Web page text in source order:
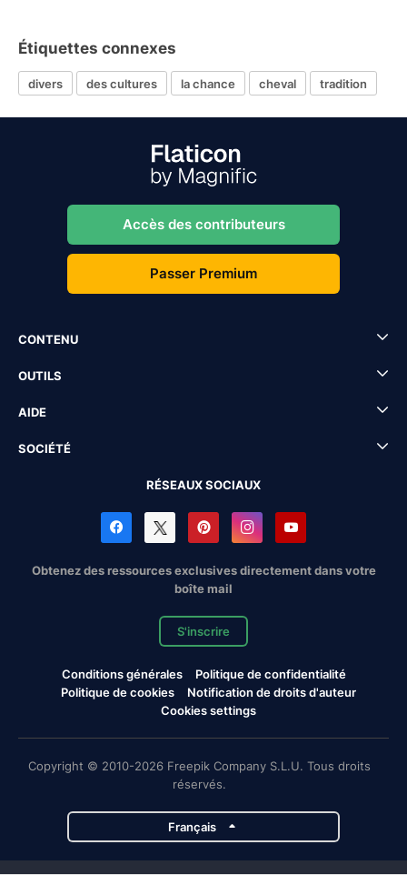
Étiquettes connexes
divers des cultures la chance cheval tradition
Accès des contributeurs
Passer Premium
CONTENU
OUTILS
AIDE
SOCIÉTÉ
RÉSEAUX SOCIAUX
Obtenez des ressources exclusives directement dans votre
boîte mail
S'inscrire
Conditions générales
Politique de confidentialité
Politique de cookies
Notification de droits d'auteur
Cookies settings
Copyright © 2010-2026 Freepik Company S.L.U. Tous droits
réservés.
Français